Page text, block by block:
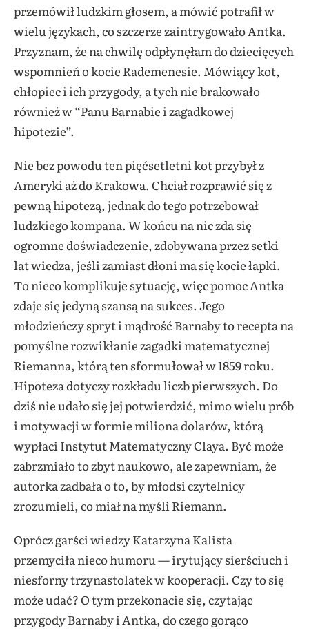
przemówił ludzkim głosem, a mówić potrafił w
wielu językach, co szczerze zaintrygowało Antka.
Przyznam, że na chwilę odpłynęłam do dziecięcych
wspomnień o kocie Rademenesie. Mówiący kot,
chłopiec i ich przygody, a tych nie brakowało
również w “Panu Barnabie i zagadkowej
hipotezie”.
Nie bez powodu ten pięćsetletni kot przybył z
Ameryki aż do Krakowa. Chciał rozprawić się z
pewną hipotezą, jednak do tego potrzebował
ludzkiego kompana. W końcu na nic zda się
ogromne doświadczenie, zdobywana przez setki
lat wiedza, jeśli zamiast dłoni ma się kocie łapki.
To nieco komplikuje sytuację, więc pomoc Antka
zdaje się jedyną szansą na sukces. Jego
młodzieńczy spryt i mądrość Barnaby to recepta na
pomyślne rozwikłanie zagadki matematycznej
Riemanna, którą ten sformułował w 1859 roku.
Hipoteza dotyczy rozkładu liczb pierwszych. Do
dziś nie udało się jej potwierdzić, mimo wielu prób
i motywacji w formie miliona dolarów, którą
wypłaci Instytut Matematyczny Claya. Być może
zabrzmiało to zbyt naukowo, ale zapewniam, że
autorka zadbała o to, by młodsi czytelnicy
zrozumieli, co miał na myśli Riemann.
Oprócz garści wiedzy Katarzyna Kalista
przemyciła nieco humoru — irytujący sierściuch i
niesforny trzynastolatek w kooperacji. Czy to się
może udać? O tym przekonacie się, czytając
przygody Barnaby i Antka, do czego gorąco